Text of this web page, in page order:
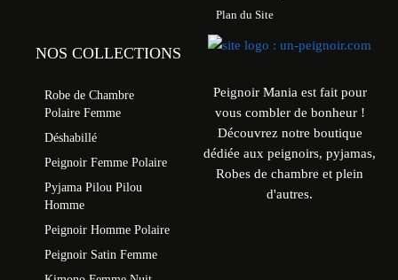
Plan du Site
NOS COLLECTIONS
Robe de Chambre
Polaire Femme
Déshabillé
Peignoir Femme Polaire
Pyjama Pilou Pilou
Homme
Peignoir Homme Polaire
Peignoir Satin Femme
Peignoir Mania est fait pour
vous combler de bonheur !
Découvrez notre boutique
dédiée aux peignoirs, pyjamas,
Robes de chambre et plein
d'autres.